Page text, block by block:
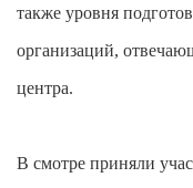
также уровня
организаций,
центра.
В смотре приняли